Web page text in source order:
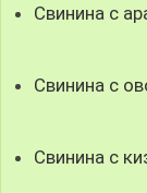
Свинина с
Свинина с
Свинина с